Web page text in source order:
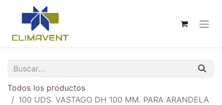
Todos los productos
100 UDS. VASTAGO DH 100 MM. PARA ARANDELA